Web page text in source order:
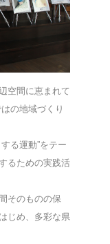
空間に恵まれて
の地域づくり
る運動”をテー
るための実践活
そのものの保
じめ、多彩な県